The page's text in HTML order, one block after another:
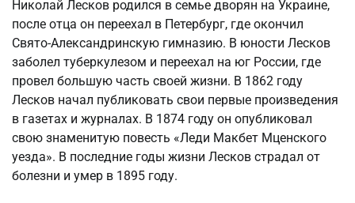
Николай Лесков родился в семье дворян на Украине,
после отца он переехал в Петербург, где окончил
Свято-Александринскую гимназию. В юности Лесков
заболел туберкулезом и переехал на юг России, где
провел большую часть своей жизни. В 1862 году
Лесков начал публиковать свои первые произведения
в газетах и журналах. В 1874 году он опубликовал
свою знаменитую повесть «Леди Макбет Мценского
уезда». В последние годы жизни Лесков страдал от
болезни и умер в 1895 году.